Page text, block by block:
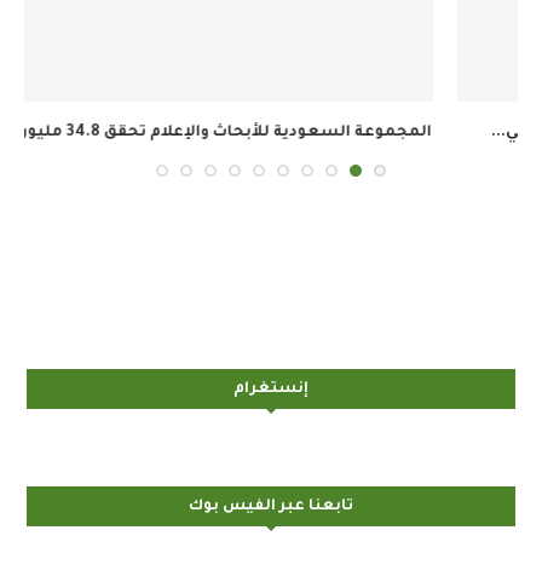
المجموعة السعودية للأبحاث والإعلام تحقق 34.8 مليون ريال...
إنستغرام
تابعنا عبر الفيس بوك